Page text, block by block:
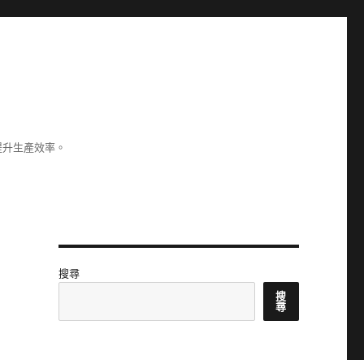
生產效率。
搜尋
搜
尋